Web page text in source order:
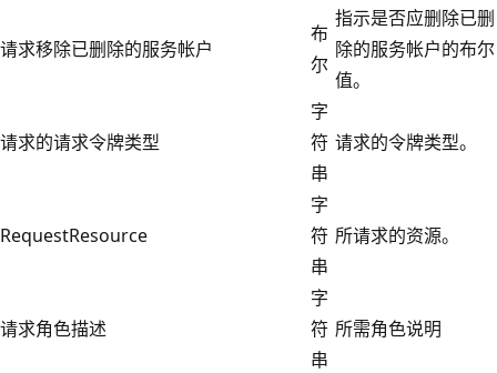
请求移除已删除的服务帐户
布
尔
指示是否应删除已删
除的服务帐户的布尔
值。
请求的请求令牌类型
字
符
串
请求的令牌类型。
RequestResource
字
符
串
所请求的资源。
请求角色描述
字
符
串
所需角色说明